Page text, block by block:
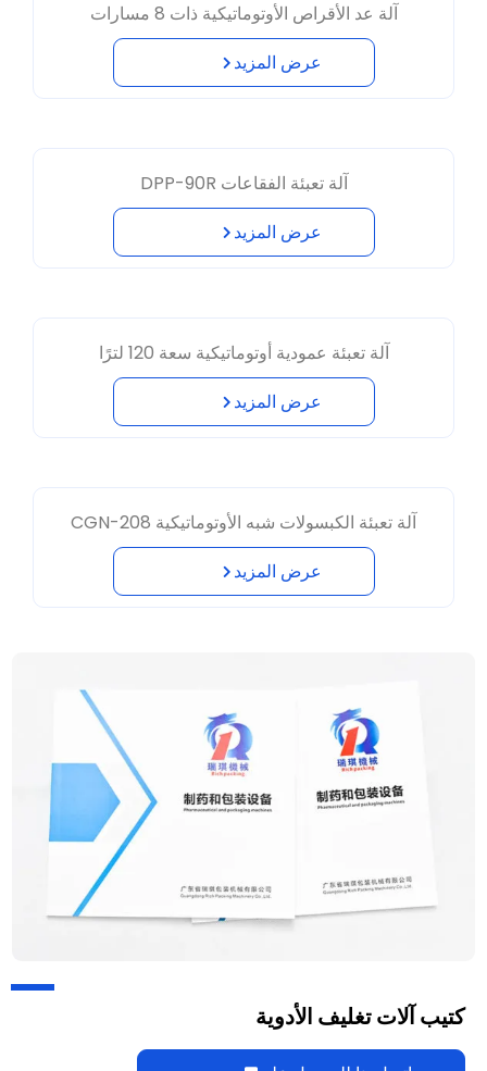
آلة عد الأقراص الأوتوماتيكية ذات 8 مسارات
عرض المزيد
آلة تعبئة الفقاعات DPP-90R
عرض المزيد
آلة تعبئة عمودية أوتوماتيكية سعة 120 لترًا
عرض المزيد
آلة تعبئة الكبسولات شبه الأوتوماتيكية CGN-208
عرض المزيد
كتيب آلات تغليف الأدوية